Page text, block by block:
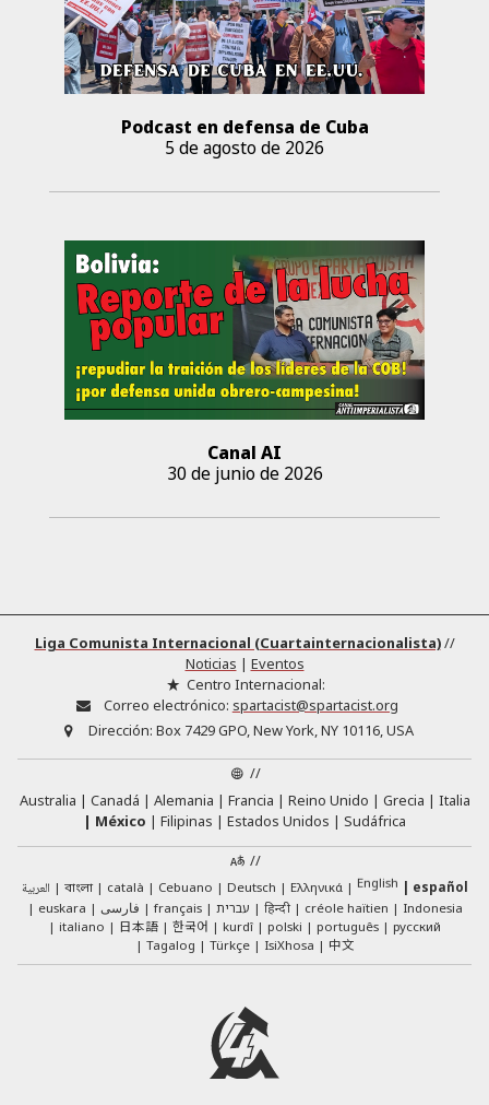
Podcast en defensa de Cuba
5 de agosto de 2026
Canal AI
30 de junio de 2026
Liga Comunista Internacional (Cuartainternacionalista)//
Noticias | Eventos
Centro Internacional:
Correo electrónico: spartacist@spartacist.org
Dirección: Box 7429 GPO, New York, NY 10116, USA
//
Australia
Canadá Alemania Francia Reino Unido Grecia
Italia
México
Filipinas Estados Unidos
Sudáfrica
//
العربية বাংলা català Cebuano Deutsch Ελληνικά English
español
euskara
فارسی français עברית हिन्दी créole haïtien
Indonesia
italiano
日本語 한국어 kurdî polski português
русский
Tagalog
Türkçe IsiXhosa 中文